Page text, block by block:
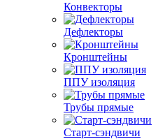
Конвекторы
Дефлекторы
Кронштейны
ППУ изоляция
Трубы прямые
Старт-сэндвичи